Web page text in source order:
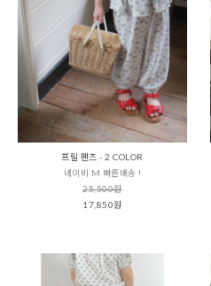
프릴 팬츠 - 2 COLOR
네이비 M 빠른배송 !
25,500원
17,850원